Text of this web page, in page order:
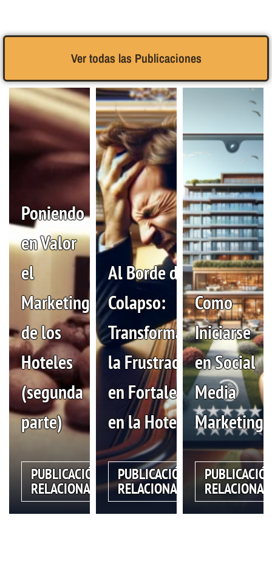
Ver todas las Publicaciones
Poniendo
en Valor
el
Marketing
de los
Hoteles
(segunda
parte)
PUBLICACIÓN
RELACIONADA
Al Borde del
Colapso:
Transformando
la Frustración
en Fortaleza
en la Hotelería
PUBLICACIÓN
RELACIONADA
Como
Iniciarse
en Social
Media
Marketing